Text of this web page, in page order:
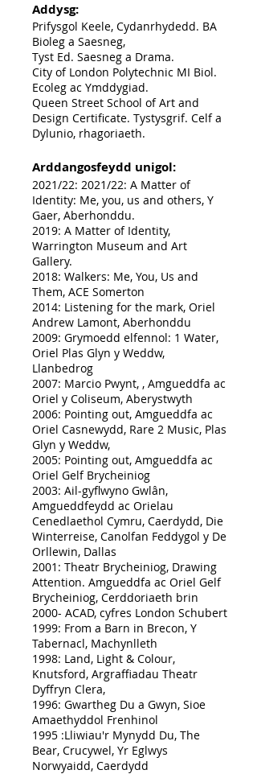
Addysg:
Prifysgol Keele, Cydanrhydedd. BA
Bioleg a Saesneg,
Tyst Ed. Saesneg a Drama.
City of London Polytechnic MI Biol.
Ecoleg ac Ymddygiad.
Queen Street School of Art and
Design Certificate. Tystysgrif. Celf a
Dylunio, rhagoriaeth.
Arddangosfeydd unigol:
2021/22: 2021/22: A Matter of
Identity: Me, you, us and others, Y
Gaer, Aberhonddu.
2019: A Matter of Identity,
Warrington Museum and Art
Gallery.
2018: Walkers: Me, You, Us and
Them, ACE Somerton
2014: Listening for the mark, Oriel
Andrew Lamont, Aberhonddu
2009: Grymoedd elfennol: 1 Water,
Oriel Plas Glyn y Weddw,
Llanbedrog
2007: Marcio Pwynt, , Amgueddfa ac
Oriel y Coliseum, Aberystwyth
2006: Pointing out, Amgueddfa ac
Oriel Casnewydd, Rare 2 Music, Plas
Glyn y Weddw,
2005: Pointing out, Amgueddfa ac
Oriel Gelf Brycheiniog
2003: Ail-gyflwyno Gwlân,
Amgueddfeydd ac Orielau
Cenedlaethol Cymru, Caerdydd, Die
Winterreise, Canolfan Feddygol y De
Orllewin, Dallas
2001: Theatr Brycheiniog, Drawing
Attention. Amgueddfa ac Oriel Gelf
Brycheiniog, Cerddoriaeth brin
2000- ACAD, cyfres London Schubert
1999: From a Barn in Brecon, Y
Tabernacl, Machynlleth
1998: Land, Light & Colour,
Knutsford, Argraffiadau Theatr
Dyffryn Clera,
1996: Gwartheg Du a Gwyn, Sioe
Amaethyddol Frenhinol
1995 :Lliwiau'r Mynydd Du, The
Bear, Crucywel, Yr Eglwys
Norwyaidd, Caerdydd